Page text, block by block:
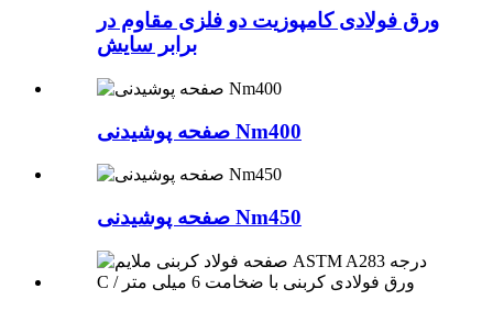
ورق فولادی کامپوزیت دو فلزی مقاوم در
برابر سایش
صفحه پوشیدنی Nm400
صفحه پوشیدنی Nm450